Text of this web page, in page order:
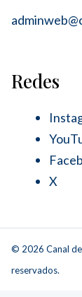
Redes
X
© 2026 Canal de
reservados.